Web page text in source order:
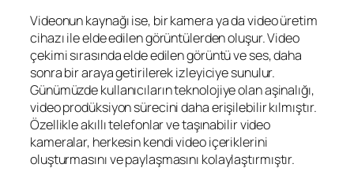
Videonun kaynağı ise, bir kamera ya da video üretim
cihazı ile elde edilen görüntülerden oluşur. Video
çekimi sırasında elde edilen görüntü ve ses, daha
sonra bir araya getirilerek izleyiciye sunulur.
Günümüzde kullanıcıların teknolojiye olan aşinalığı,
video prodüksiyon sürecini daha erişilebilir kılmıştır.
Özellikle akıllı telefonlar ve taşınabilir video
kameralar, herkesin kendi video içeriklerini
oluşturmasını ve paylaşmasını kolaylaştırmıştır.